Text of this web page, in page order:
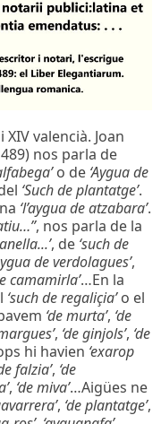
valencià. Joan
nos parla de
o de ‘Aygua de
‘Such de plantatge’.
‘l’aygua de atzabara’.
, nos parla de la
, de ‘such de
de verdolagues’,
camamirla’…En la
‘such de regaliçia’o el
‘de murta’, ‘de
, ‘de ginjols’, ‘de
hi havien ‘exarop
falzia’, ‘de
, ‘de miva’…Aigües ne
, ‘de plantatge’,